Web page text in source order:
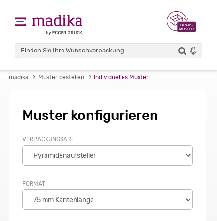
madika Muster bestellen Individuelles Muster
Muster konfigurieren
VERPACKUNGSART
FORMAT